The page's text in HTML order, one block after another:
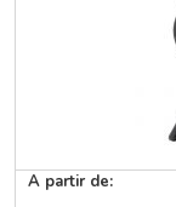
A partir de: